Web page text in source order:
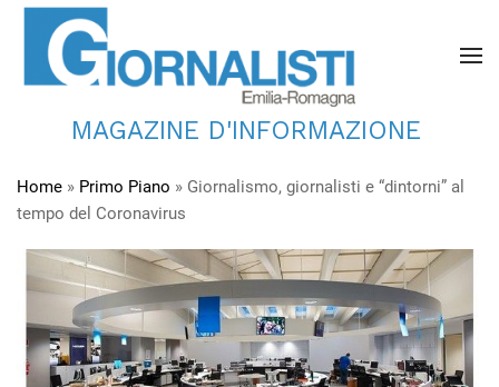
MAGAZINE D'INFORMAZIONE
Home » Primo Piano » Giornalismo, giornalisti e “dintorni” al
tempo del Coronavirus